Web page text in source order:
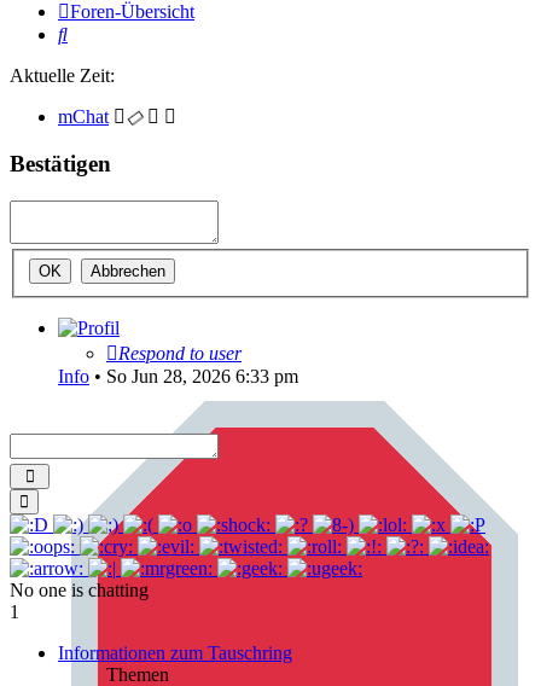
Foren-Übersicht
Suche
Aktuelle Zeit:
mChat
Bestätigen
Respond to user
Info • So Jun 28, 2026 6:33 pm
No one is chatting
1
Informationen zum Tauschring
Themen